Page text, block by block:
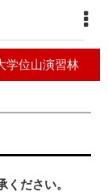
学位山演習林
ださい。